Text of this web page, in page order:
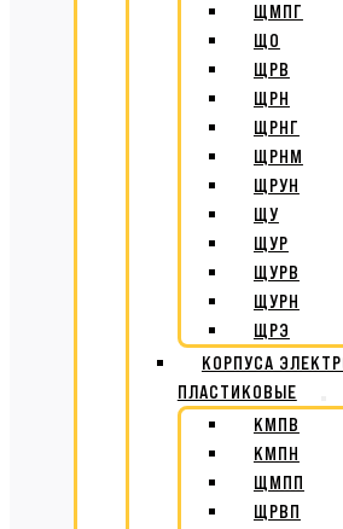
ЩМПГ
ЩО
ЩРВ
ЩРН
ЩРНГ
ЩРНМ
ЩРУН
ЩУ
ЩУР
ЩУРВ
ЩУРН
ЩРЭ
КОРПУСА
ПЛАСТИКОВЫЕ
КМПВ
КМПН
ЩМПП
ЩРВП